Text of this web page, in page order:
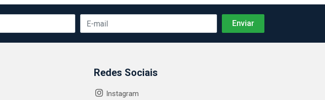
Redes Sociais
Instagram